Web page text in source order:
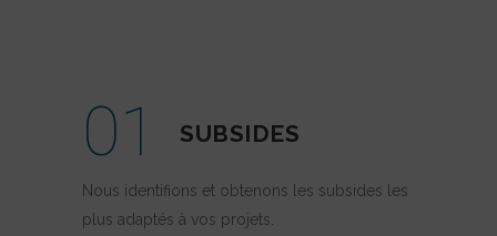
01 SUBSIDES
Nous identifions et obtenons les subsides les
plus adaptés à vos projets.